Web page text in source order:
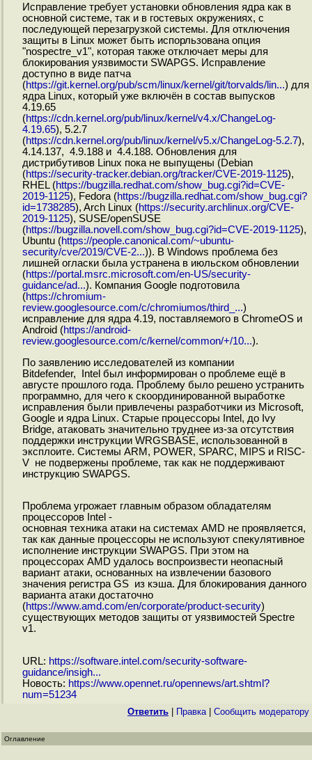
Исправление требует установки обновления ядра как в
основной системе, так и в гостевых окружениях, с
последующей перезагрузкой системы. Для отключения
защиты в Linux может быть испорльзована опция
"nospectre_v1", которая также отключает меры для
блокирования уязвимости SWAPGS. Исправление
доступно в виде патча
(https://git.kernel.org/pub/scm/linux/kernel/git/torvalds/lin...) для
ядра Linux, который уже включён в состав выпусков
4.19.65
(https://cdn.kernel.org/pub/linux/kernel/v4.x/ChangeLog-
4.19.65), 5.2.7
(https://cdn.kernel.org/pub/linux/kernel/v5.x/ChangeLog-5.2.7),
4.14.137, 4.9.188 и 4.4.188. Обновления для
дистрибутивов Linux пока не выпущены (Debian
(https://security-tracker.debian.org/tracker/CVE-2019-1125),
RHEL (https://bugzilla.redhat.com/show_bug.cgi?id=CVE-
2019-1125), Fedora (https://bugzilla.redhat.com/show_bug.cgi?
id=1738285), Arch Linux (https://security.archlinux.org/CVE-
2019-1125), SUSE/openSUSE
(https://bugzilla.novell.com/show_bug.cgi?id=CVE-2019-1125),
Ubuntu (https://people.canonical.com/~ubuntu-
security/cve/2019/CVE-2...)). В Windows проблема без
лишней огласки была устранена в июльском обновлении
(https://portal.msrc.microsoft.com/en-US/security-
guidance/ad...). Компания Google подготовила
(https://chromium-
review.googlesource.com/c/chromiumos/third_...)
исправление для ядра 4.19, поставляемого в ChromeOS и
Android (https://android-
review.googlesource.com/c/kernel/common/+/10...).
По заявлению исследователей из компании
Bitdefender, Intel был информирован о проблеме ещё в
августе прошлого года. Проблему было решено устранить
программно, для чего к скоординированной выработке
исправления были привлечены разработчики из Microsoft,
Google и ядра Linux. Старые процессоры Intel, до Ivy
Bridge, атаковать значительно труднее из-за отсутствия
поддержки инструкции WRGSBASE, использованной в
эксплоите. Системы ARM, POWER, SPARC, MIPS и RISC-
V не подвержены проблеме, так как не поддерживают
инструкцию SWAPGS.
Проблема угрожает главным образом обладателям
процессоров Intel -
основная техника атаки на системах AMD не проявляется,
так как данные процессоры не используют спекулятивное
исполнение инструкции SWAPGS. При этом на
процессорах AMD удалось воспроизвести неопасный
вариант атаки, основанных на извлечении базового
значения регистра GS из кэша. Для блокирования данного
варианта атаки достаточно
(https://www.amd.com/en/corporate/product-security)
существующих методов защиты от уязвимостей Spectre
v1.
URL: https://software.intel.com/security-software-
guidance/insigh...
Новость: https://www.opennet.ru/opennews/art.shtml?
num=51234
Ответить Правка| Cообщить модератору
Оглавление